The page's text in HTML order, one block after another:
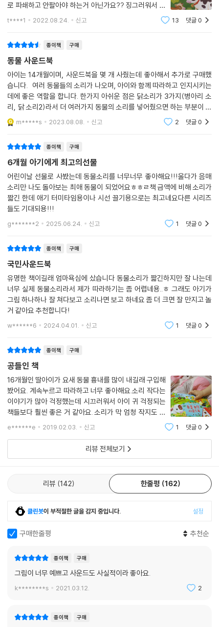
로 파쇄하고 안팔아야 하는거 아닌가요?? 징그러워서 버
리고 싶어요 동물 그림에 도대체 눈이 4개라니;; 18000
원인데 진짜 돈아까워요 샀을때 열어봤으면 바로 반품 했
t****1 2022.08.24. 신고 13 댓글0
종이책 구매
동물 사운드북
아이는 14개월이며, 사운드북을 몇 개 사줬는데 좋아해서 추가로 구매했
습니다. 여러 동물들의 소리가 나오며, 아이와 함께 따라하고 인지시키는
데에 좋은 역할을 합니다. 한가지 아쉬운 점은 닭소리가 3가지(병아리 소
리, 닭 소리2)라서 더 여러가지 동물의 소리를 넣어줬으면 하는 부분이 있
습니다. 그래도 아이가 좋아하여 잘 쓰고 있습니다. 리뷰를 읽으시는 분
모두 다(多
m*****s 2023.08.08. 신고 2 댓글0
종이책 구매
6개월 아기에게 최고의선물
어린이날 선물로 사봤는데 동물소리를 너무너무 좋아해요!!!울다가 음매
소리만 나도 돌아보는 최애 동물이 되었어요ㅎㅎㄹ책 금액에 비해 소리가
짧긴 한데 애기 터미타임용이나 시선 끌기용으로는 최고네요다른 시리즈
들도 기대되용!!!
g*******2 2025.06.24. 신고 1 댓글0
종이책 구매
국민사운드북
유명한 책이길래 엄마욕심에 샀습니다 동물소리가 짧긴하지만 잘 나는데
너무 실제 동물소리라서 제가 따라하기는 좀 어렵네용..ㅎ 그래도 아기가
그림 하나하나 잘 쳐다보고 소리나면 보고 하네요 좀 더 크면 잘 만지고 놀
거 같아요 추천합니다!
w******6 2024.04.01. 신고 1 댓글0
종이책 구매
공들인 책
16개월인 딸아이가 요새 동물 흉내를 많이 내길래 구입해
봤어요. 계속누르고 따라하고 너무 좋아해요.소리 작다는
이야기가 많아 걱정했는데 시끄러워서 아이 귀 걱정되는
책들보다 훨씬 좋은 거 같아요. 소리가 막 엄청 작지도 않
구요.고장 잘 난다는 말도 있던데 고장 안나고 아이가 오
e******e 2019.02.03. 신고 1 댓글0
리뷰 전체보기
리뷰 142 한줄평 162
클린봇이 부적절한 글을 감지 중입니다. 설정
구매한줄평 추천순
종이책 구매
그림이 너무 예쁘고 사운드도 사실적이라 좋아요.
k********s 2021.03.12. 2
종이책 구매